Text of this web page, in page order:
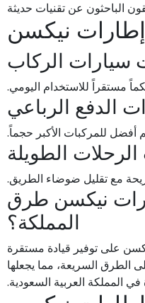
الباحثون عن تقنيات حديثة
نيكسن
سيارات الركاب
مستقراً للاستخدام اليومي.
الدفع الرباعي
للمركبات الأكبر حجماً.
الطويلة
مع تقليل ضوضاء الطريق.
نيكسن طرق
المملكة؟
على توفير قيادة مستقرة
الطرق السريعة، مما يجعلها
المملكة العربية السعودية.